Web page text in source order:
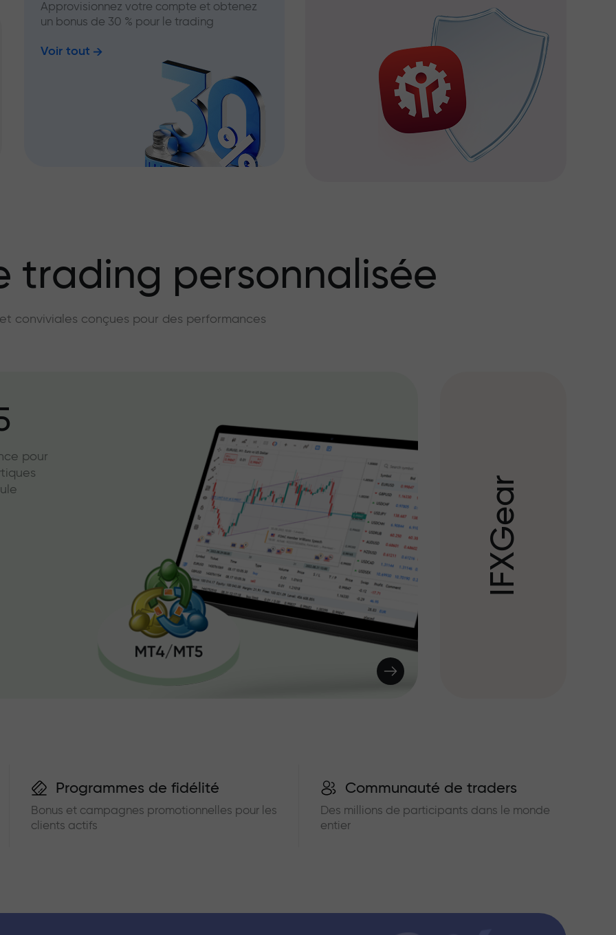
Approvisionnez votre compte et obtenez
un bonus de 30 % pour le trading
Voir tout
trading personnalisée
conviviales conçues pour des performances
pour
I
F
X
G
e
a
r
Programmes de fidélité
Bonus et campagnes promotionnelles pour les
clients actifs
Communauté de traders
Des millions de participants dans le monde
entier